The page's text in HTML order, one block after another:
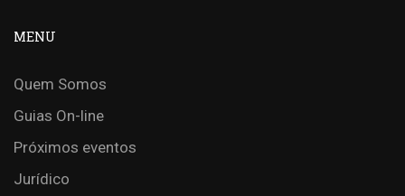
MENU
Quem Somos
Guias On-line
Próximos eventos
Jurídico